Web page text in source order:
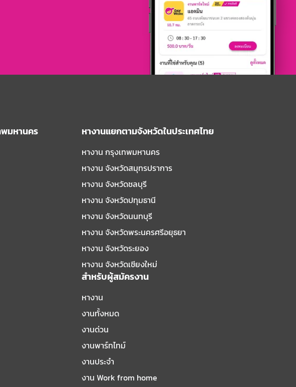
พมหานคร หางานแยกตามจังหวัดในประเทศไทย
หางาน กรุงเทพมหานคร
หางาน จังหวัดสมุทรปราการ
หางาน จังหวัดชลบุรี
หางาน จังหวัดปทุมธานี
หางาน จังหวัดนนทบุรี
หางาน จังหวัดพระนครศรีอยุธยา
หางาน จังหวัดระยอง
หางาน จังหวัดเชียงใหม่
สำหรับผู้สมัครงาน
หางาน
งานทั้งหมด
งานด่วน
งานพาร์ทไทม์
งานประจำ
งาน Work from home